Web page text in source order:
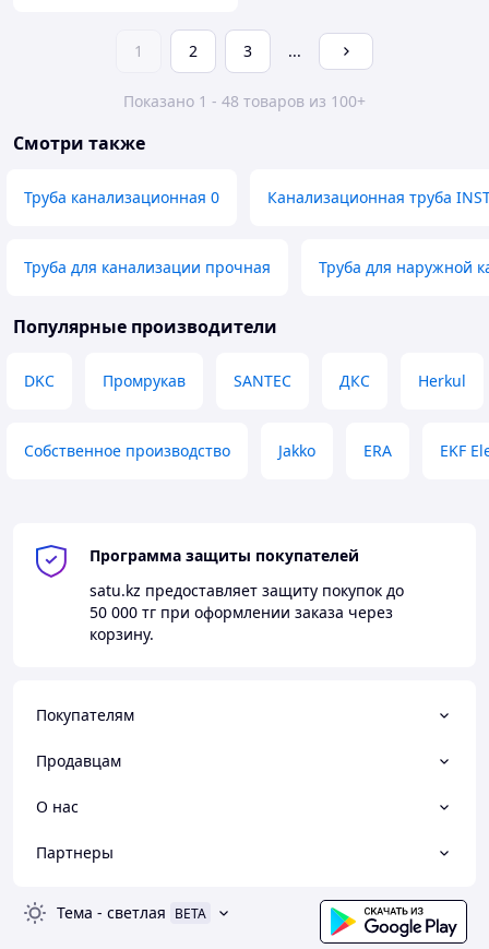
1 2 3 ...
Показано 1 - 48 товаров из 100+
Смотри также
Труба канализационная 0 Канализационная труба
Труба для канализации прочная Труба для наружной
Популярные производители
DKC Промрукав SANTEC ДКС Herkul
Собственное производство Jakko ERA EKF
Программа защиты покупателей
satu.kz предоставляет защиту покупок до
50 000 тг при оформлении заказа через
корзину.
Покупателям
Продавцам
О нас
Партнеры
Тема - светлая BETA